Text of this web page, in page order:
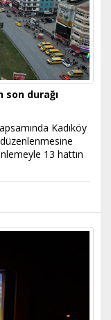
son durağı
Kadıköy
13 hattın